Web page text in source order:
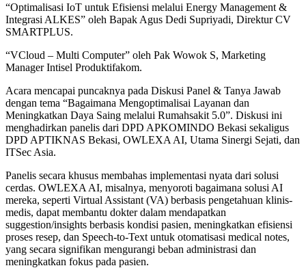
“Optimalisasi IoT untuk Efisiensi melalui Energy Management &
Integrasi ALKES” oleh Bapak Agus Dedi Supriyadi, Direktur CV
SMARTPLUS.
“VCloud – Multi Computer” oleh Pak Wowok S, Marketing
Manager Intisel Produktifakom.
Acara mencapai puncaknya pada Diskusi Panel & Tanya Jawab
dengan tema “Bagaimana Mengoptimalisai Layanan dan
Meningkatkan Daya Saing melalui Rumahsakit 5.0”. Diskusi ini
menghadirkan panelis dari DPD APKOMINDO Bekasi sekaligus
DPD APTIKNAS Bekasi, OWLEXA AI, Utama Sinergi Sejati, dan
ITSec Asia.
Panelis secara khusus membahas implementasi nyata dari solusi
cerdas. OWLEXA AI, misalnya, menyoroti bagaimana solusi AI
mereka, seperti Virtual Assistant (VA) berbasis pengetahuan klinis-
medis, dapat membantu dokter dalam mendapatkan
suggestion/insights berbasis kondisi pasien, meningkatkan efisiensi
proses resep, dan Speech-to-Text untuk otomatisasi medical notes,
yang secara signifikan mengurangi beban administrasi dan
meningkatkan fokus pada pasien.